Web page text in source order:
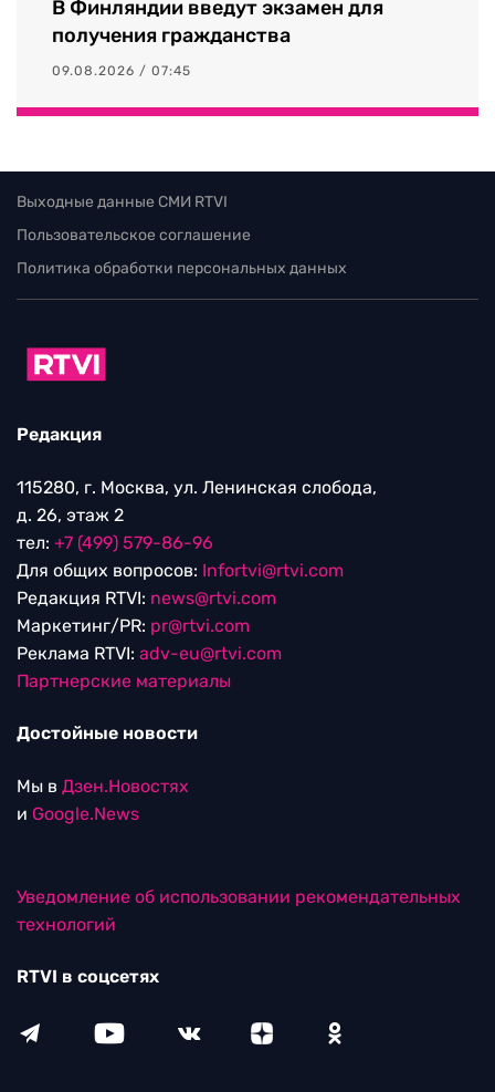
В Финляндии введут экзамен для
получения гражданства
09.08.2026 / 07:45
Выходные данные СМИ RTVI
Пользовательское соглашение
Политика обработки персональных данных
Редакция
115280, г. Москва, ул. Ленинская слобода,
д. 26, этаж 2
тел: +7 (499) 579-86-96
Для общих вопросов: Infortvi@rtvi.com
Редакция RTVI: news@rtvi.com
Маркетинг/PR: pr@rtvi.com
Реклама RTVI: adv-eu@rtvi.com
Партнерские материалы
Достойные новости
Мы в Дзен.Новостях
и Google.News
Уведомление об использовании рекомендательных
технологий
RTVI в соцсетях